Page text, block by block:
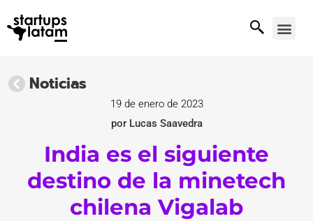
Noticias
19 de enero de 2023
por Lucas Saavedra
India es el siguiente
destino de la minetech
chilena Vigalab